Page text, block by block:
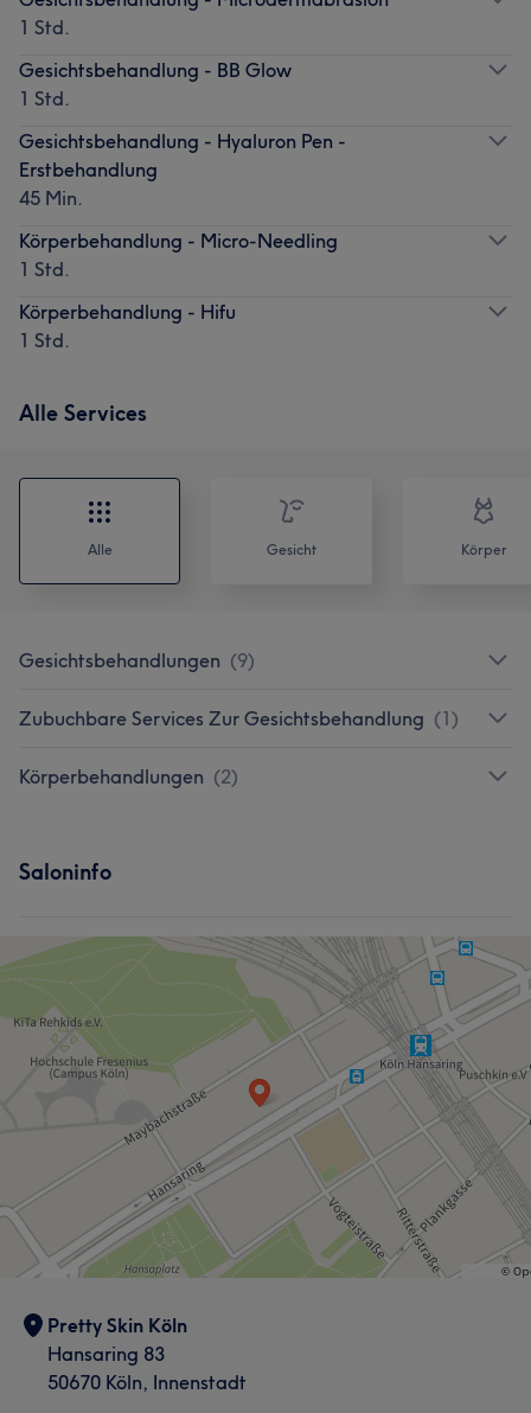
1 Std.
Gesichtsbehandlung - BB Glow
1 Std.
Gesichtsbehandlung - Hyaluron Pen -
Erstbehandlung
45 Min.
Körperbehandlung - Micro-Needling
1 Std.
Körperbehandlung - Hifu
1 Std.
Alle Services
Alle Gesicht Körper
Gesichtsbehandlungen (9)
Zubuchbare Services Zur Gesichtsbehandlung (1)
Körperbehandlungen (2)
Saloninfo
Pretty Skin Köln
Hansaring 83
50670 Köln, Innenstadt